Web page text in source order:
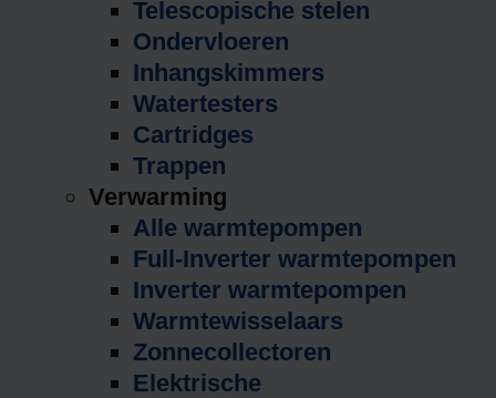
Telescopische stelen
Ondervloeren
Inhangskimmers
Watertesters
Cartridges
Trappen
Verwarming
Alle warmtepompen
Full-Inverter warmtepompen
Inverter warmtepompen
Warmtewisselaars
Zonnecollectoren
Elektrische